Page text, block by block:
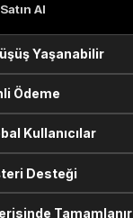
Al
Yaşanabilir
Ödeme
Kullanıcılar
Desteği
Tamamlanır